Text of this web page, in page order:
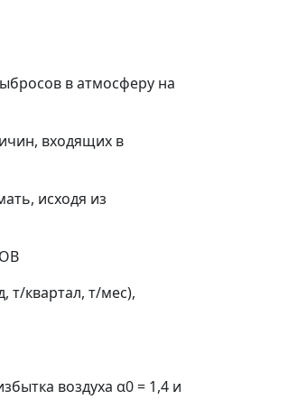
в атмосферу на
входящих в
исходя из
т/квартал, т/мес),
воздуха α0= 1,4 и